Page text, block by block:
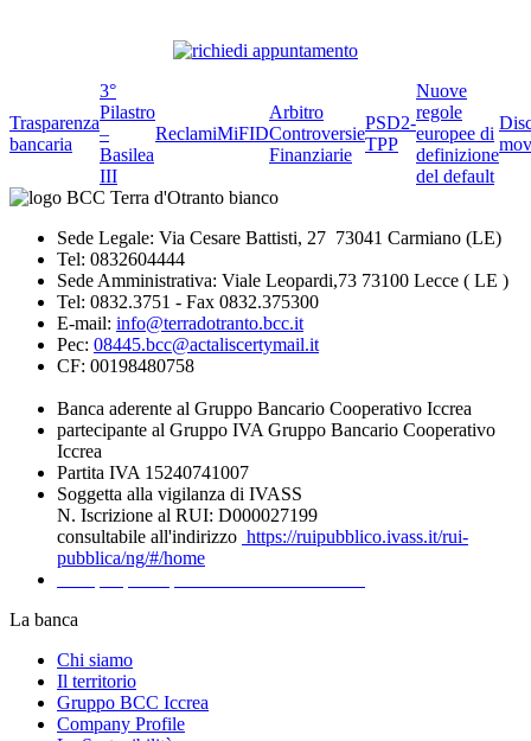
Trasparenza
bancaria
3°
Pilastro
–
Basilea
III
ReclamiMiFID
Arbitro
Controversie
Finanziarie
PSD2-
TPP
Nuove
regole
europee di
definizione
del default
Sede Legale: Via Cesare Battisti, 27 73041 Carmiano (LE)
Tel: 0832604444
Sede Amministrativa: Viale Leopardi,73 73100 Lecce ( LE )
Tel: 0832.3751 - Fax 0832.375300
E-mail: info@terradotranto.bcc.it
Pec: 08445.bcc@actaliscertymail.it
CF: 00198480758
Banca aderente al Gruppo Bancario Cooperativo Iccrea
partecipante al Gruppo IVA Gruppo Bancario Cooperativo
Iccrea
Partita IVA 15240741007
Soggetta alla vigilanza di IVASS
N. Iscrizione al RUI: D000027199
consultabile all'indirizzo https://ruipubblico.ivass.it/rui-
pubblica/ng/#/home
La banca
Chi siamo
Il territorio
Gruppo BCC Iccrea
Company Profile